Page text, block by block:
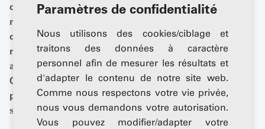
Paramètres de confidentialité
Nous utilisons des cookies/ciblage et
traitons des données à caractère
personnel afin de mesurer les résultats et
d'adapter le contenu de notre site web.
Comme nous respectons votre vie privée,
nous vous demandons votre autorisation.
Vous pouvez modifier/adapter votre
décoller. Avec 91 341 nouvelles immatriculations en
mai, le marché n’a pas progressé d’un pouce depuis le
début de l’année (+0,0 %). La part des véhicules
rechargeables dans les nouvelles immatriculations
atteint désormais 35,4 % depuis le début de l’année.
Cette évolution montre qu’une reprise du marché
passe par une réduction systématique de la
surréglementation.